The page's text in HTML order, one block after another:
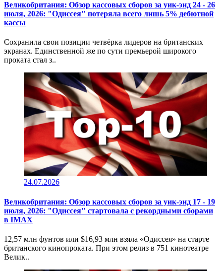
Великобритания: Обзор кассовых сборов за уик-энд 24 - 26
июля, 2026: "Одиссея" потеряла всего лишь 5% дебютной
кассы
Сохранила свои позиции четвёрка лидеров на британских
экранах. Единственной же по сути премьерой широкого
проката стал з..
24.07.2026
Великобритания: Обзор кассовых сборов за уик-энд 17 - 19
июля, 2026: "Одиссея" стартовала с рекордными сборами
в IMAX
12,57 млн фунтов или $16,93 млн взяла «Одиссея» на старте
британского кинопроката. При этом релиз в 751 кинотеатре
Велик..